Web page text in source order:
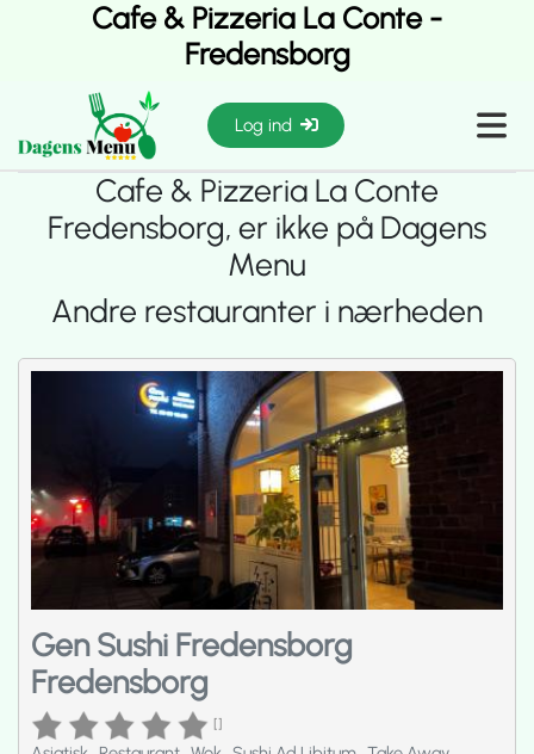
Cafe & Pizzeria La Conte -
Fredensborg
Log ind
Cafe & Pizzeria La Conte
Fredensborg, er ikke på Dagens
Menu
Andre restauranter i nærheden
Gen Sushi Fredensborg
Fredensborg
[]